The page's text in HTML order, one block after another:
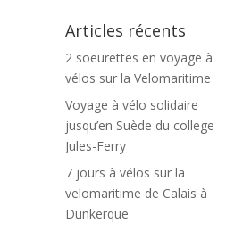
Articles récents
2 soeurettes en voyage à
vélos sur la Velomaritime
Voyage à vélo solidaire
jusqu’en Suède du college
Jules-Ferry
7 jours à vélos sur la
velomaritime de Calais à
Dunkerque